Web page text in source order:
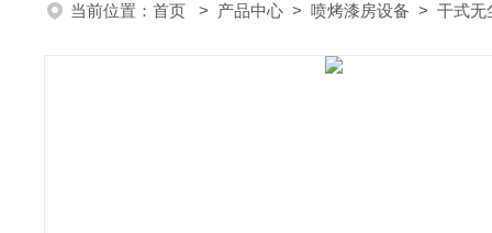
当前位置： 首页 > 产品中心 > 喷烤漆房设备 > 干式无